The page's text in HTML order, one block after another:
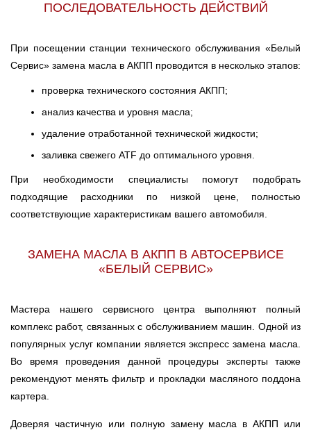
ПОСЛЕДОВАТЕЛЬНОСТЬ ДЕЙСТВИЙ
При посещении станции технического обслуживания «Белый
Сервис» замена масла в АКПП проводится в несколько этапов:
проверка технического состояния АКПП;
анализ качества и уровня масла;
удаление отработанной технической жидкости;
заливка свежего ATF до оптимального уровня.
При необходимости специалисты помогут подобрать
подходящие расходники по низкой цене, полностью
соответствующие характеристикам вашего автомобиля.
ЗАМЕНА МАСЛА В АКПП В АВТОСЕРВИСЕ
«БЕЛЫЙ СЕРВИС»
Мастера нашего сервисного центра выполняют полный
комплекс работ, связанных с обслуживанием машин. Одной из
популярных услуг компании является экспресс замена масла.
Во время проведения данной процедуры эксперты также
рекомендуют менять фильтр и прокладки масляного поддона
картера.
Доверяя частичную или полную замену масла в АКПП или